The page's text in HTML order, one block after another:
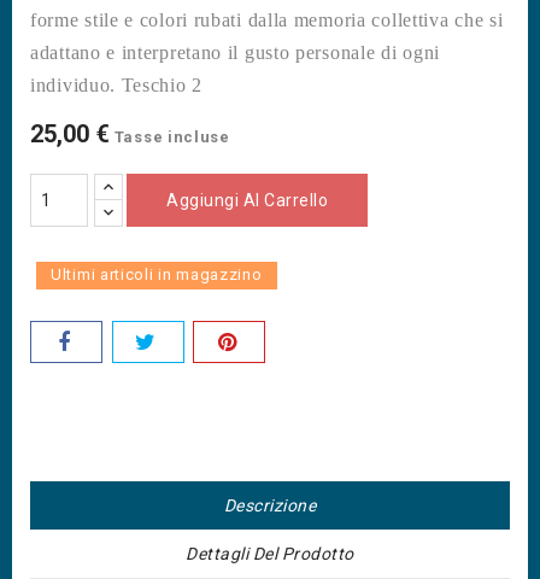
forme stile e colori rubati dalla memoria collettiva che si
adattano e interpretano il gusto personale di ogni
individuo. Teschio 2
25,00 € Tasse incluse
Aggiungi Al Carrello
Ultimi articoli in magazzino
Descrizione
Dettagli Del Prodotto